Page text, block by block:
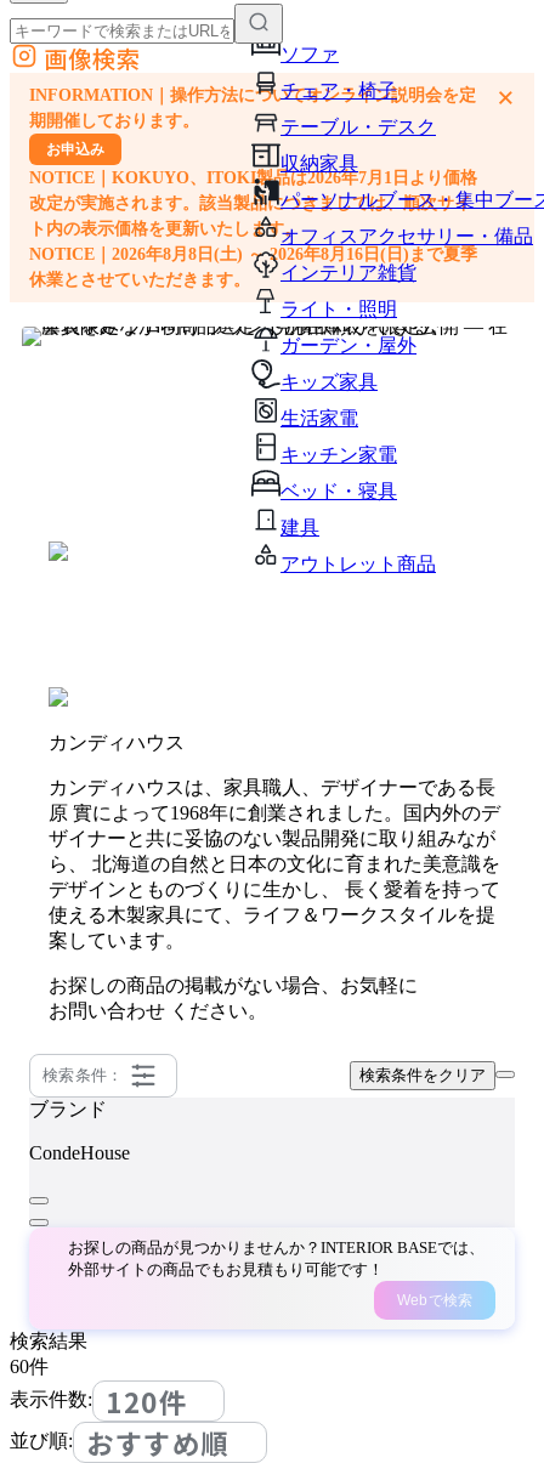
ソファ
チェア・椅子
テーブル・デスク
収納家具
パーソナルブース・集中ブー
オフィスアクセサリー・備品
インテリア雑貨
ライト・照明
ガーデン・屋外
キッズ家具
生活家電
キッチン家電
ベッド・寝具
建具
アウトレット商品
外部サイトの商品をカートに追加
他のサイトで見つけた商品ページのURLを貼り付けて、カートに追加できます
画像検索
INFORMATION｜操作方法についてオンライン説明会を定
期開催しております。
お申込み
NOTICE｜KOKUYO、ITOKI製品は2026年7月1日より価格
改定が実施されます。該当製品につきましては、順次サイ
ト内の表示価格を更新いたします。
NOTICE｜2026年8月8日(土) ～ 2026年8月16日(日)まで夏季
休業とさせていただきます。
×
カンディハウス
カンディハウスは、家具職人、デザイナーである長
原 實によって1968年に創業されました。国内外のデ
ザイナーと共に妥協のない製品開発に取り組みなが
ら、 北海道の自然と日本の文化に育まれた美意識を
デザインとものづくりに生かし、 長く愛着を持って
使える木製家具にて、ライフ＆ワークスタイルを提
案しています。
お探しの商品の掲載がない場合、お気軽に
お問い合わせ ください。
検索条件： 検索条件をクリア
ブランド
CondeHouse
お探しの商品が見つかりませんか？INTERIOR BASEでは、
外部サイトの商品でもお見積もり可能です！
Webで検索
検索結果
60件
表示件数:
120件
並び順: おすすめ順